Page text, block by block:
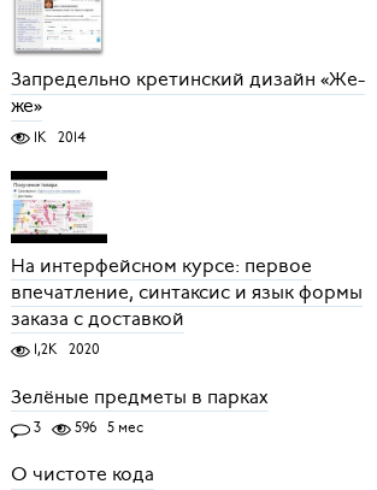
Запредельно кретинский дизайн «Же-
же»
1K 2014
На интерфейсном курсе: первое
впечатление, синтаксис и язык формы
заказа с доставкой
1,2K 2020
Зелёные предметы в парках
3 596 5 мес
О чистоте кода